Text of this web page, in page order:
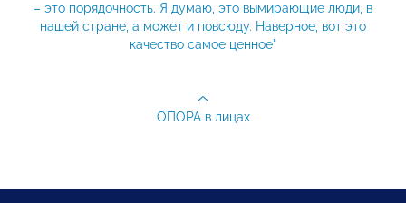
– это порядочность. Я думаю, это вымирающие люди, в
нашей стране, а может и повсюду. Наверное, вот это
качество самое ценное"
ОПОРА в лицах